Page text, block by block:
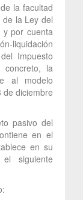
la facultad
de la Ley del
y por cuenta
Impuesto
concreto, la
al modelo
diciembre
pasivo del
en el
en su
siguiente